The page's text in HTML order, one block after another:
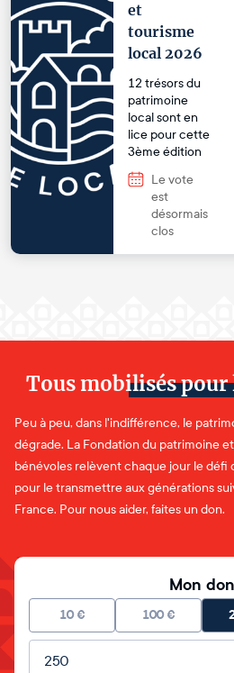
et
tourisme
local 2026
12 trésors du
patrimoine
local sont en
lice pour cette
3ème édition
Le vote
est
désormais
clos
Tous mobilisés
Peu à peu, dans l'indifférence, le
dégrade. La Fondation du patrimoine
bénévoles relèvent chaque jour le défi
pour le transmettre aux générations
France. Pour nous aider, faites un don.
Mon don
10 € 100 €
Montant libre